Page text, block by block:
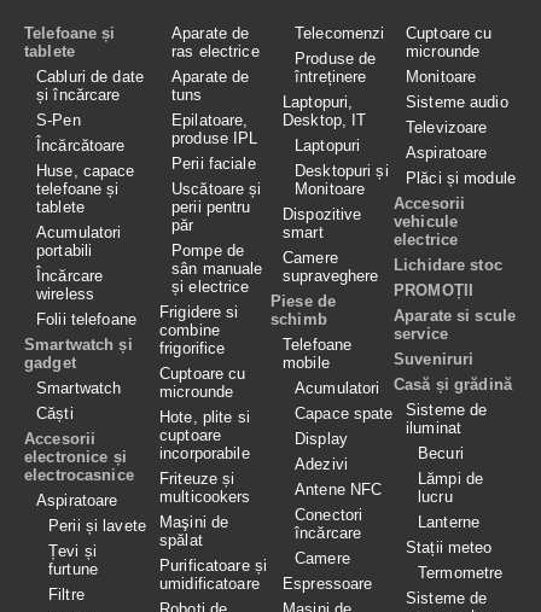
Telefoane și
tablete
Cabluri de date
și încărcare
S-Pen
Încărcătoare
Huse, capace
telefoane și
tablete
Acumulatori
portabili
Încărcare
wireless
Folii telefoane
Smartwatch și
gadget
Smartwatch
Căști
Accesorii
electronice și
electrocasnice
Aspiratoare
Perii și lavete
Țevi și
furtune
Filtre
Aparate de
ras electrice
Aparate de
tuns
Epilatoare,
produse IPL
Perii faciale
Uscătoare și
perii pentru
păr
Pompe de
sân manuale
și electrice
Frigidere si
combine
frigorifice
Cuptoare cu
microunde
Hote, plite si
cuptoare
incorporabile
Friteuze și
multicookers
Maşini de
spălat
Purificatoare și
umidificatoare
Telecomenzi
Produse de
întreținere
Laptopuri,
Desktop, IT
Laptopuri
Desktopuri și
Monitoare
Dispozitive
smart
Camere
supraveghere
Piese de
schimb
Telefoane
mobile
Acumulatori
Capace spate
Display
Adezivi
Antene NFC
Conectori
încărcare
Camere
Espressoare
Cuptoare cu
microunde
Monitoare
Sisteme audio
Televizoare
Aspiratoare
Plăci și module
Accesorii
vehicule
electrice
Lichidare stoc
PROMOȚII
Aparate si scule
service
Suveniruri
Casă și grădină
Sisteme de
iluminat
Becuri
Lămpi de
lucru
Lanterne
Stații meteo
Termometre
Sisteme de